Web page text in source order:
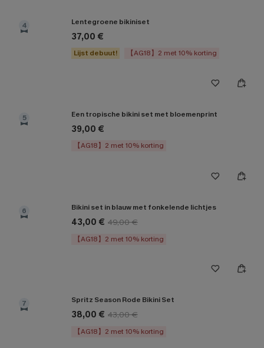
4 Lentegroene bikiniset
37,00 €
Lijst debuut! 【AG18】2 met 10% korting
5 Een tropische bikini set met bloemenprint
39,00 €
【AG18】2 met 10% korting
6 Bikini set in blauw met fonkelende lichtjes
43,00 € 49,00 €
【AG18】2 met 10% korting
7 Spritz Season Rode Bikini Set
38,00 € 43,00 €
【AG18】2 met 10% korting